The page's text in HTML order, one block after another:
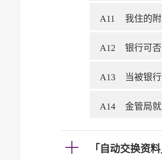
A11 我住的
A12 银行可
A13 当被银
A14 金管局
「自动交换资